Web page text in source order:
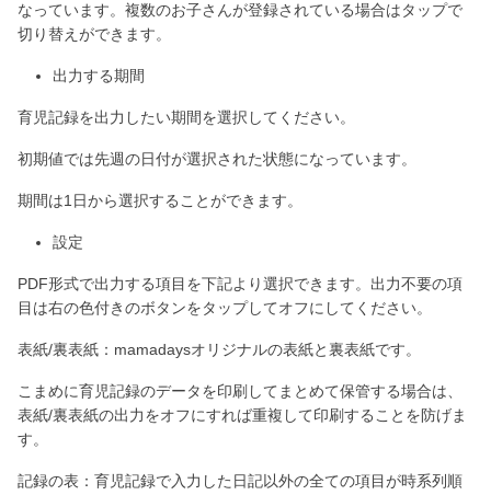
なっています。複数のお子さんが登録されている場合はタップで
切り替えができます。
出力する期間
育児記録を出力したい期間を選択してください。
初期値では先週の日付が選択された状態になっています。
期間は1日から選択することができます。
設定
PDF形式で出力する項目を下記より選択できます。出力不要の項
目は右の色付きのボタンをタップしてオフにしてください。
表紙/裏表紙：mamadaysオリジナルの表紙と裏表紙です。
こまめに育児記録のデータを印刷してまとめて保管する場合は、
表紙/裏表紙の出力をオフにすれば重複して印刷することを防げま
す。
記録の表：育児記録で入力した日記以外の全ての項目が時系列順